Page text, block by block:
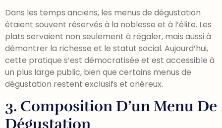
Dans les temps anciens, les menus de dégustation
étaient souvent réservés à la noblesse et à l’élite. Les
plats servaient non seulement à régaler, mais aussi à
démontrer la richesse et le statut social. Aujourd’hui,
cette pratique s’est démocratisée et est accessible à
un plus large public, bien que certains menus de
dégustation restent exclusifs et onéreux.
3. Composition D’un Menu De
Dégustation